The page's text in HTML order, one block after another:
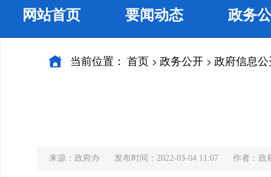
网站首页 要闻动态 政务
当前位置： 首页 > 政务公开 > 政府信息
来源：政府办 发布时间：2022-03-04 11:07 作者：政